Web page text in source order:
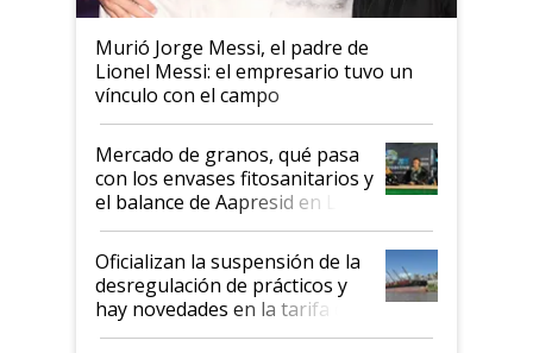
Murió Jorge Messi, el padre de
Lionel Messi: el empresario tuvo un
vínculo con el campo
Mercado de granos, qué pasa
con los envases fitosanitarios y
el balance de Aapresid en La
Posta
Oficializan la suspensión de la
desregulación de prácticos y
hay novedades en la tarifa de
la hidrovía